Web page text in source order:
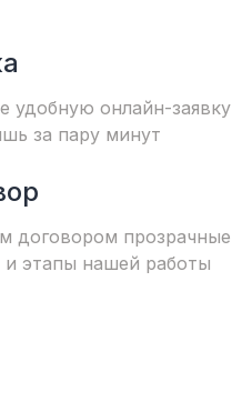
удобную онлайн-заявку
за пару минут
договором прозрачные
и этапы нашей работы